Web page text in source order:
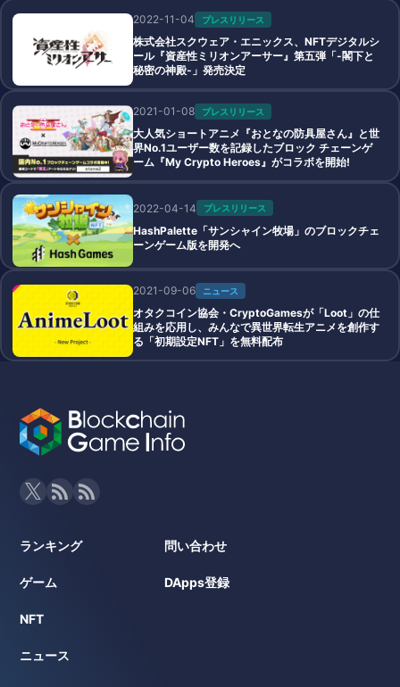
2022-11-04 プレスリリース
株式会社スクウェア・エニックス、NFTデジタルシ
ール『資産性ミリオンアーサー』第五弾「-閣下と
秘密の神殿-」発売決定
2021-01-08 プレスリリース
大人気ショートアニメ『おとなの防具屋さん』と世
界No.1ユーザー数を記録したブロック チェーンゲ
ーム『My Crypto Heroes』がコラボを開始!
2022-04-14 プレスリリース
HashPalette「サンシャイン牧場」のブロックチェ
ーンゲーム版を開発へ
2021-09-06 ニュース
オタクコイン協会・CryptoGamesが「Loot」の仕
組みを応用し、みんなで異世界転生アニメを創作す
る「初期設定NFT」を無料配布
ランキング
ゲーム
NFT
ニュース
問い合わせ
DApps登録